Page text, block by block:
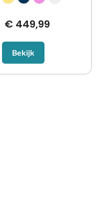
€ 449,99
Bekijk